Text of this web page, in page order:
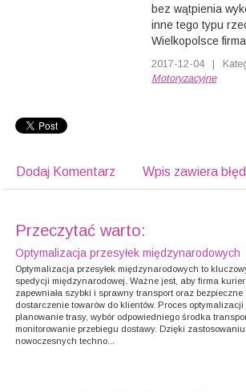
bez wątpienia
inne tego typu
Wielkopolsce
2017-12-04 |
Motoryzacyjne
Dodaj Komentarz Wpis zawiera
Przeczytać warto:
Optymalizacja przesyłek międzynarodowych
Optymalizacja przesyłek międzynarodowych to
spedycji międzynarodowej. Ważne jest, aby firma
zapewniała szybki i sprawny transport oraz bezpieczne
dostarczenie towarów do klientów. Proces optymalizacji
planowanie trasy, wybór odpowiedniego środka
monitorowanie przebiegu dostawy. Dzięki zastosowaniu
nowoczesnych techno...